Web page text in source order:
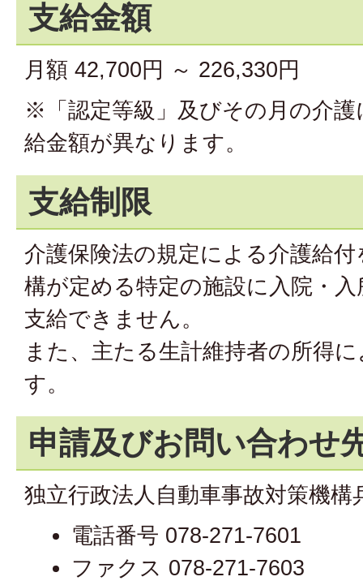
支給金額
月額 42,700円 ～ 226,330円
※「認定等級」及びその月の介
給金額が異なります。
支給制限
介護保険法の規定による介護給
構が定める特定の施設に入院・
支給できません。
また、主たる生計維持者の所得
す。
申請及びお問い合わせ
独立行政法人自動車事故対策機構
電話番号 078-271-7601
ファクス 078-271-7603